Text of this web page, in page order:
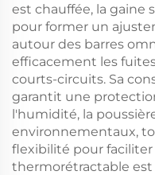
est chauffée, la gaine
pour former un
autour des barres
efficacement les
courts-circuits. Sa
garantit une
l'humidité, la
environnementaux,
flexibilité pour
thermorétractable est